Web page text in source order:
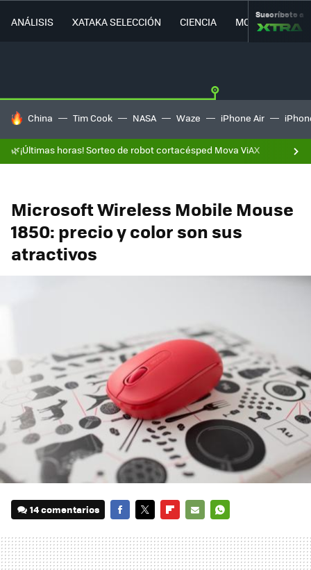
ANÁLISIS XATAKA SELECCIÓN CIENCIA MOVILIDAD
Suscríbete a
HOY SE HABLA DE
China Tim Cook NASA Waze iPhone Air
🌿¡Últimas horas! Sorteo de robot cortacésped Mova ViAX
Microsoft Wireless Mobile Mouse
1850: precio y color son sus
atractivos
14 comentarios
MAIL